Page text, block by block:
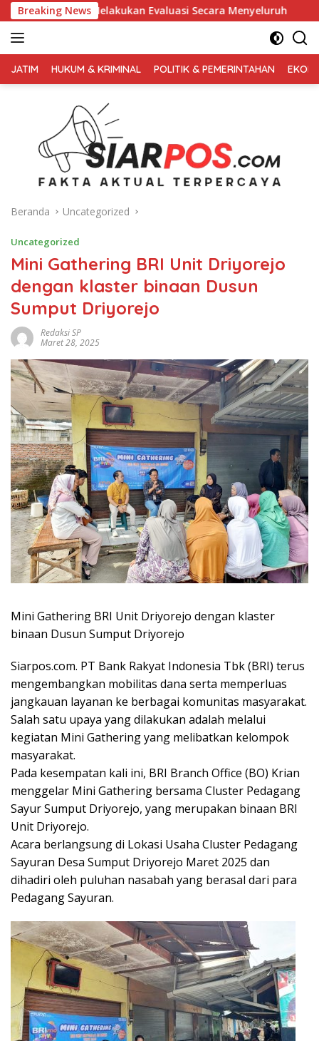
Langsung
ke
konten
Breaking News
Evaluasi Secara Menyeluruh Kembali Pimpin 0PS
TERPERCAYA
JATIM HUKUM & KRIMINAL POLITIK & PEMERINTAHAN
Beranda Uncategorized
Uncategorized
Mini Gathering BRI Unit Driyorejo
dengan klaster binaan Dusun
Sumput Driyorejo
Redaksi SP
Maret 28, 2025
Mini Gathering BRI Unit Driyorejo dengan klaster
binaan Dusun Sumput Driyorejo
Siarpos.com. PT Bank Rakyat Indonesia Tbk (BRI) terus
mengembangkan mobilitas dana serta memperluas
jangkauan layanan ke berbagai komunitas masyarakat.
Salah satu upaya yang dilakukan adalah melalui
kegiatan Mini Gathering yang melibatkan kelompok
masyarakat.
Pada kesempatan kali ini, BRI Branch Office (BO) Krian
menggelar Mini Gathering bersama Cluster Pedagang
Sayur Sumput Driyorejo, yang merupakan binaan BRI
Unit Driyorejo.
Acara berlangsung di Lokasi Usaha Cluster Pedagang
Sayuran Desa Sumput Driyorejo Maret 2025 dan
dihadiri oleh puluhan nasabah yang berasal dari para
Pedagang Sayuran.